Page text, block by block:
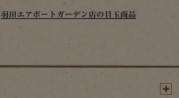
羽田エアポートガーデン店の目玉商品